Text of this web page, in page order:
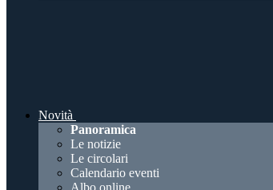
Novità
Panoramica
Le notizie
Le circolari
Calendario eventi